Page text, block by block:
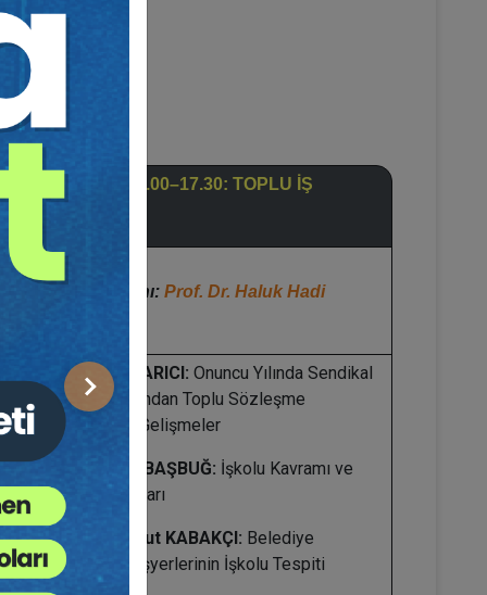
Sonraki
7. OTURUM: 16.00–17.30: TOPLU İŞ
Oturum Başkanı: Prof. Dr. Haluk Hadi
Prof. Dr. Kadir ARICI: Onuncu Yılında Sendikal
Hürriyetler Açısından Toplu Sözleşme
Düzenimizdeki Gelişmeler
Prof. Dr. Aydın BAŞBUĞ: İşkolu Kavramı ve
Uygulama Sorunları
Prof. Dr. Mahmut KABAKÇI: Belediye
Şirketlerine Ait İşyerlerinin İşkolu Tespiti